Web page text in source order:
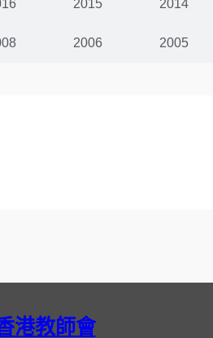
2015 2014
2006 2005
港教師會